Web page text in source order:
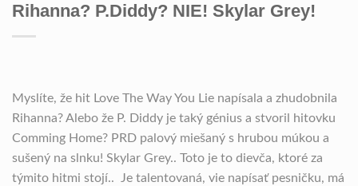
Rihanna? P.Diddy? NIE! Skylar Grey!
Myslíte, že hit Love The Way You Lie napísala a zhudobnila
Rihanna? Alebo že P. Diddy je taký génius a stvoril hitovku
Comming Home? PRD palový miešaný s hrubou múkou a
sušený na slnku! Skylar Grey.. Toto je to dievča, ktoré za
týmito hitmi stojí.. Je talentovaná, vie napísať pesničku, má